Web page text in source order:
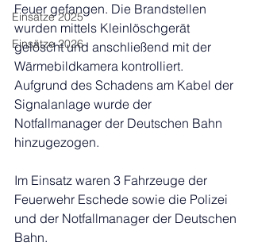
Einsätze 2025
Einsätze 2026
Feuer gefangen. Die Brandstellen
wurden mittels Kleinlöschgerät
gelöscht und anschließend mit der
Wärmebildkamera kontrolliert.
Aufgrund des Schadens am Kabel der
Signalanlage wurde der
Notfallmanager der Deutschen Bahn
hinzugezogen.
Im Einsatz waren 3 Fahrzeuge der
Feuerwehr Eschede sowie die Polizei
und der Notfallmanager der Deutschen
Bahn.